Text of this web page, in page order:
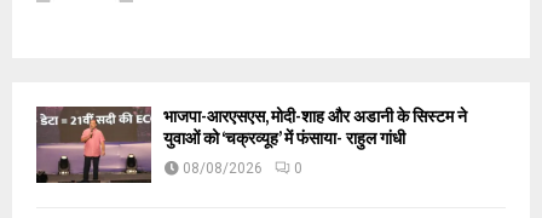
भाजपा-आरएसएस, मोदी-शाह और अडानी के सिस्टम ने
युवाओं को ‘चक्रव्यूह’ में फंसाया- राहुल गांधी
08/08/2026 0